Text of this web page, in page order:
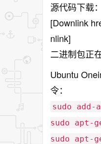
源代码下载：
[Downlink
nlink]
二进制包正
Ubuntu
令：
sudo
sudo apt-
sudo apt-